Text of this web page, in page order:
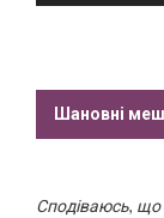
Шановні
Сподіваюсь, що